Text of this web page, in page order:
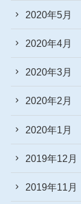
2020年5月
2020年4月
2020年3月
2020年2月
2020年1月
2019年12月
2019年11月